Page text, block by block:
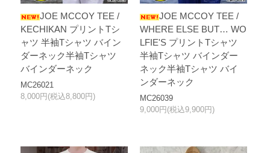
JOE MCCOY TEE /
KECHIKAN プリントTシ
ャツ 半袖Tシャツ バイン
ダーネック半袖Tシャツ
バインダーネック
MC26021
8,000円(税込8,800円)
JOE MCCOY TEE /
WHERE ELSE BUT… WO
LFIE'S プリントTシャツ
半袖Tシャツ バインダー
ネック半袖Tシャツ バイ
ンダーネック
MC26039
9,000円(税込9,900円)